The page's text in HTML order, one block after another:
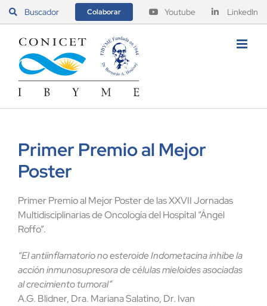
Saltar
contenido
Buscador Colaborar Youtube LinkedIn
Primer Premio al Mejor
Poster
Primer Premio al Mejor Poster de las XXVII Jornadas
Multidisciplinarias de Oncología del Hospital “Ángel
Roffo”.
“El antiinflamatorio no esteroide Indometacina inhibe la
acción inmunosupresora de células mieloides asociadas
al crecimiento tumoral”
A.G. Blidner, Dra. Mariana Salatino, Dr. Ivan